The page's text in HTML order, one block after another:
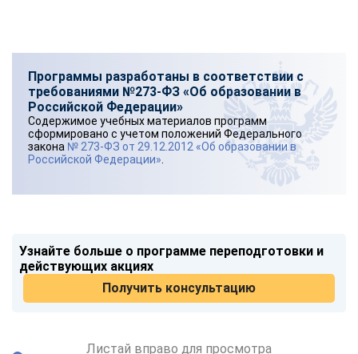
Программы разработаны в соответствии с
требованиями №273-ФЗ «Об образовании в
Российской Федерации»
Содержимое учебных материалов программ
сформировано с учетом положений Федерального
закона № 273-ФЗ от 29.12.2012 «Об образовании в
Российской Федерации»
Узнайте больше о программе переподготовки и
действующих акциях
Получить консультацию
Листай вправо для просмотра